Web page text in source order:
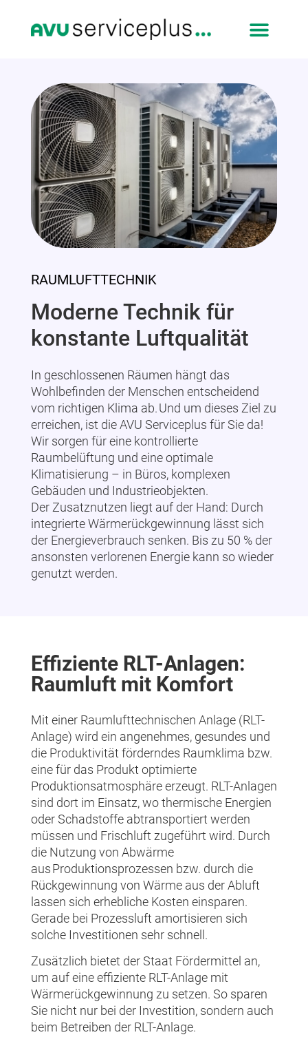
RAUMLUFTTECHNIK
Moderne Technik für
konstante Luftqualität
In geschlossenen Räumen hängt das
Wohlbefinden der Menschen entscheidend
vom richtigen Klima ab. Und um dieses Ziel zu
erreichen, ist die AVU Serviceplus für Sie da!
Wir sorgen für eine kontrollierte
Raumbelüftung und eine optimale
Klimatisierung – in Büros, komplexen
Gebäuden und Industrieobjekten.
Der Zusatznutzen liegt auf der Hand: Durch
integrierte Wärmerückgewinnung lässt sich
der Energieverbrauch senken. Bis zu 50 % der
ansonsten verlorenen Energie kann so wieder
genutzt werden.
Effiziente RLT-Anlagen:
Raumluft mit Komfort
Mit einer Raumlufttechnischen Anlage (RLT-
Anlage) wird ein angenehmes, gesundes und
die Produktivität förderndes Raumklima bzw.
eine für das Produkt optimierte
Produktionsatmosphäre erzeugt. RLT-Anlagen
sind dort im Einsatz, wo thermische Energien
oder Schadstoffe abtransportiert werden
müssen und Frischluft zugeführt wird. Durch
die Nutzung von Abwärme
aus Produktionsprozessen bzw. durch die
Rückgewinnung von Wärme aus der Abluft
lassen sich erhebliche Kosten einsparen.
Gerade bei Prozessluft amortisieren sich
solche Investitionen sehr schnell.
Zusätzlich bietet der Staat Fördermittel an,
um auf eine effiziente RLT-Anlage mit
Wärmerückgewinnung zu setzen. So sparen
Sie nicht nur bei der Investition, sondern auch
beim Betreiben der RLT-Anlage.